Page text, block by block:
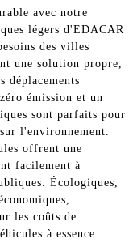
avec notre
légers d'EDACAR
des villes
une solution propre,
déplacements
émission et un
sont parfaits pour
l'environnement.
offrent une
facilement à
Écologiques,
les coûts de
à essence